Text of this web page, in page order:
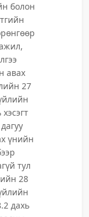
болон
авах
27
үнийн
тул
28
дахь